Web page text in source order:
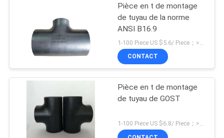
Pièce en t de montage
de tuyau de la norme
ANSI B16.9
CONTACT
Pièce en t de montage
de tuyau de GOST
1-100 Piece US $6.8/ Piece；>100 Pieces US $5.4/ Piece MOQ:1 morceau